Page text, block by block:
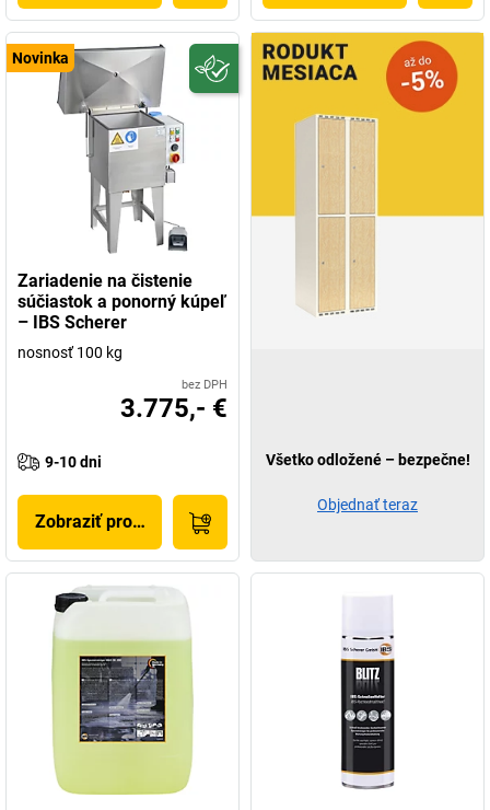
Novinka
Zariadenie na čistenie
súčiastok a ponorný kúpeľ
– IBS Scherer
nosnosť 100 kg
bez DPH
3.775,- €
9-10 dni
Zobraziť produkt
Všetko odložené – bezpečne!
Objednať teraz